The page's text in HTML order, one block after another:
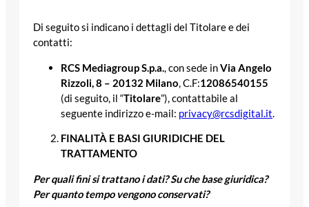
Di seguito si indicano i dettagli del Titolare e dei
contatti:
RCS Mediagroup S.p.a. , con sede inVia Angelo
Rizzoli, 8 – 20132 Milano , C.F:12086540155
(di seguito, il “Titolare”), contattabile al
seguente indirizzo e-mail: privacy@rcsdigital.it
FINALITÀ E BASI GIURIDICHE DEL
TRATTAMENTO
Per quali fini si trattano i dati? Su che base giuridica?
Per quanto tempo vengono conservati?